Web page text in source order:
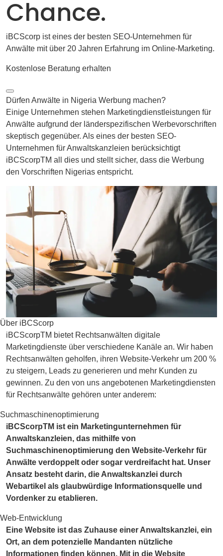
Chance.
iBCScorp ist eines der besten SEO-Unternehmen für
Anwälte mit über 20 Jahren Erfahrung im Online-Marketing.
Kostenlose Beratung erhalten
Dürfen Anwälte in Nigeria Werbung machen?
Einige Unternehmen stehen Marketingdienstleistungen für
Anwälte aufgrund der länderspezifischen Werbevorschriften
skeptisch gegenüber. Als eines der besten SEO-
Unternehmen für Anwaltskanzleien berücksichtigt
iBCScorpTM all dies und stellt sicher, dass die Werbung
den Vorschriften Nigerias entspricht.
Über iBCScorp
iBCScorpTM bietet Rechtsanwälten digitale
Marketingdienste über verschiedene Kanäle an. Wir haben
Rechtsanwälten geholfen, ihren Website-Verkehr um 200 %
zu steigern, Leads zu generieren und mehr Kunden zu
gewinnen. Zu den von uns angebotenen Marketingdiensten
für Rechtsanwälte gehören unter anderem:
Suchmaschinenoptimierung
iBCScorpTM ist ein Marketingunternehmen für
Anwaltskanzleien, das mithilfe von
Suchmaschinenoptimierung den Website-Verkehr für
Anwälte verdoppelt oder sogar verdreifacht hat. Unser
Ansatz besteht darin, die Anwaltskanzlei durch
Webartikel als glaubwürdige Informationsquelle und
Vordenker zu etablieren.
Web-Entwicklung
Eine Website ist das Zuhause einer Anwaltskanzlei, ein
Ort, an dem potenzielle Mandanten nützliche
Informationen finden können. Mit in die Website